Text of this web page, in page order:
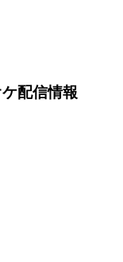
配信情報